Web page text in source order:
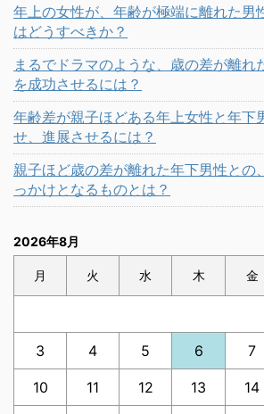
年上の女性が、年齢が極端に離れた男
はどうすべきか？
まるでドラマのような、歳の差が離れ
を成功させるには？
年齢差が親子ほどある年上女性と年下
せ、進展させるには？
親子ほど歳の差が離れた年下男性との
っかけとなるものとは？
2026年8月
月 火 水 木 金
3 4 5 6 7
10 11 12 13 14